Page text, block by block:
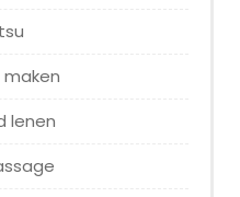
lenen